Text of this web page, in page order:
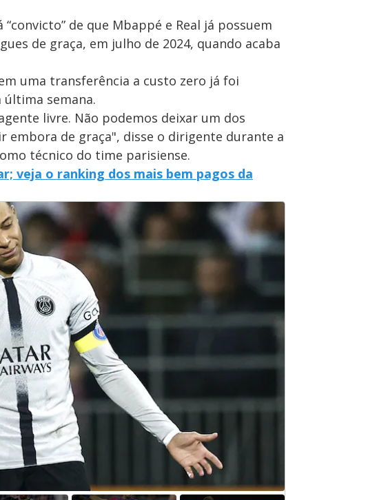
de que Mbappé e Real já possuem
de graça, em julho de 2024, quando acaba
uma transferência a custo zero já foi
última semana.
livre. Não podemos deixar um dos
de graça", disse o dirigente durante a
técnico do time parisiense.
veja o ranking dos mais bem pagos da